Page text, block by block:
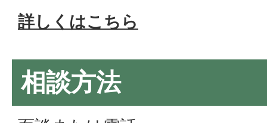
詳しくはこちら
相談方法